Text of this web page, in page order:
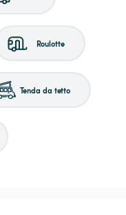
Roulotte
Tenda da tetto